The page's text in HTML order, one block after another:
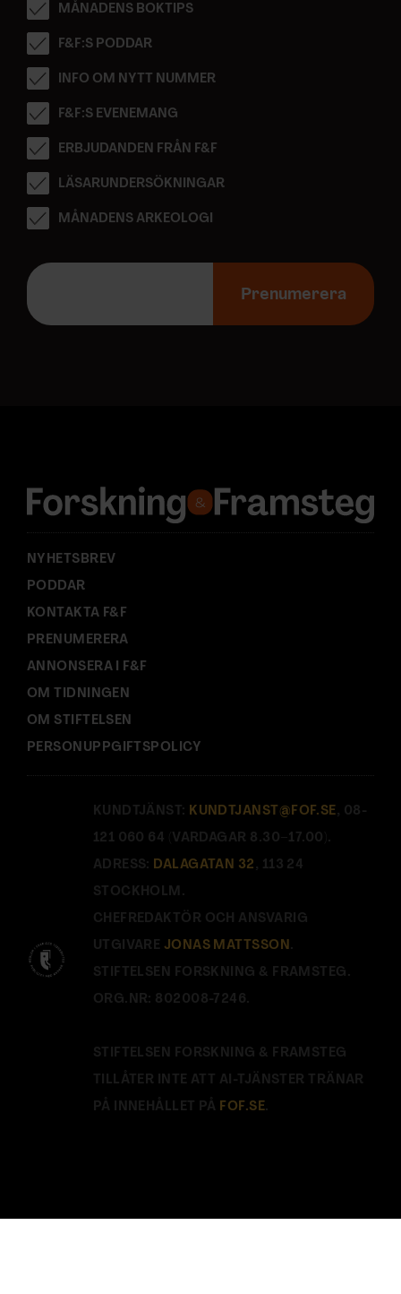
MÅNADENS BOKTIPS
F&F:S PODDAR
INFO OM NYTT NUMMER
F&F:S EVENEMANG
ERBJUDANDEN FRÅN F&F
LÄSARUNDERSÖKNINGAR
MÅNADENS ARKEOLOGI
E
p
s
:
Prenumerera
NYHETSBREV
PODDAR
KONTAKTA F&F
PRENUMERERA
ANNONSERA I F&F
OM TIDNINGEN
OM STIFTELSEN
PERSONUPPGIFTSPOLICY
KUNDTJÄNST: KUNDTJANST@FOF.SE , 08-
121 060 64 (VARDAGAR 8.30–17.00).
ADRESS: DALAGATAN 32 , 113 24
STOCKHOLM.
CHEFREDAKTÖR OCH ANSVARIG
UTGIVARE JONAS MATTSSON .
STIFTELSEN FORSKNING & FRAMSTEG.
ORG.NR: 802008-7246.
STIFTELSEN FORSKNING & FRAMSTEG
TILLÅTER INTE ATT AI-TJÄNSTER TRÄNAR
PÅ INNEHÅLLET PÅ FOF.SE.